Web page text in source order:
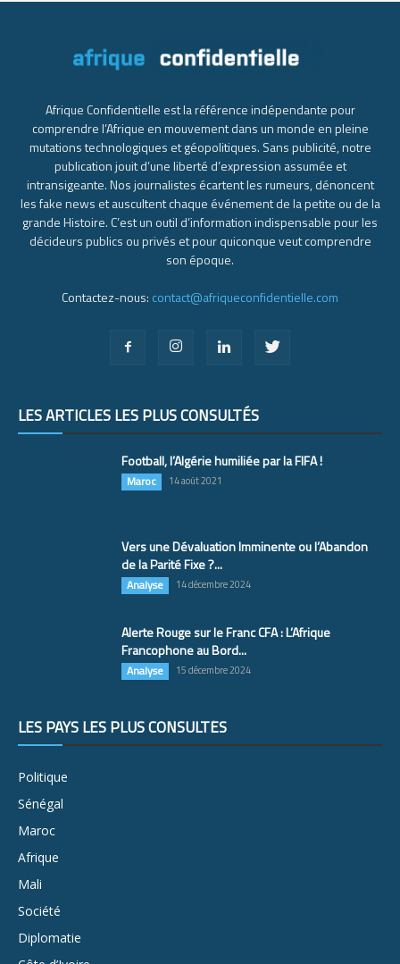
Afrique Confidentielle est la référence indépendante pour
comprendre l’Afrique en mouvement dans un monde en pleine
mutations technologiques et géopolitiques. Sans publicité, notre
publication jouit d’une liberté d’expression assumée et
intransigeante. Nos journalistes écartent les rumeurs, dénoncent
les fake news et auscultent chaque événement de la petite ou de la
grande Histoire. C’est un outil d’information indispensable pour les
décideurs publics ou privés et pour quiconque veut comprendre
son époque.
Contactez-nous: contact@afriqueconfidentielle.com
LES ARTICLES LES PLUS CONSULTÉS
Football, l’Algérie humiliée par la FIFA !
Maroc 14 août 2021
Vers une Dévaluation Imminente ou l’Abandon
de la Parité Fixe ?...
Analyse 14 décembre 2024
Alerte Rouge sur le Franc CFA : L’Afrique
Francophone au Bord...
Analyse 15 décembre 2024
LES PAYS LES PLUS CONSULTÉS
Politique
Sénégal
Maroc
Afrique
Mali
Société
Diplomatie